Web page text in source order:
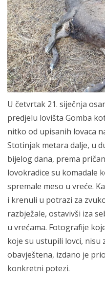
U četvrtak 21. siječnja
predjelu lovišta Gomba
nitko od upisanih lovaca
Stotinjak metara dalje, u
bijelog dana, prema
lovokradice su komadale
spremale meso u vreće.
i krenuli u potrazi za
razbježale, ostavivši iza
u vrećama. Fotografije
koje su ustupili lovci, nisu
obavještena, izdano je
konkretni potezi.